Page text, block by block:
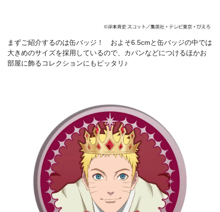
まずご紹介するのは缶バッジ！ およそ6.5cmと缶バッジの中では
大きめのサイズを採用しているので、カバンなどにつけるほかお
部屋に飾るコレクションにもピッタリ♪